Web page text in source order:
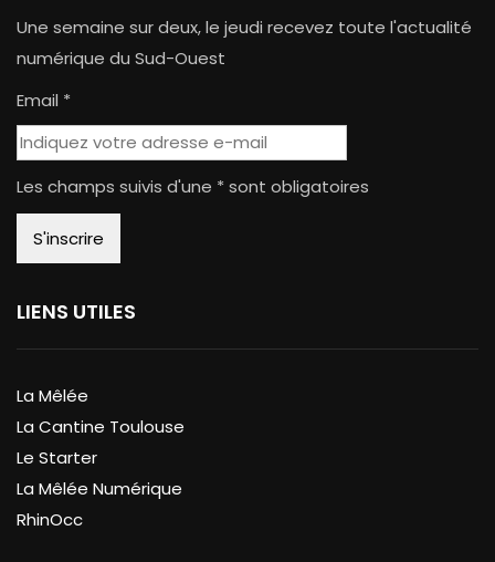
Une semaine sur deux, le jeudi recevez toute l'actualité
numérique du Sud-Ouest
Email *
Les champs suivis d'une * sont obligatoires
LIENS UTILES
La Mêlée
La Cantine Toulouse
Le Starter
La Mêlée Numérique
RhinOcc